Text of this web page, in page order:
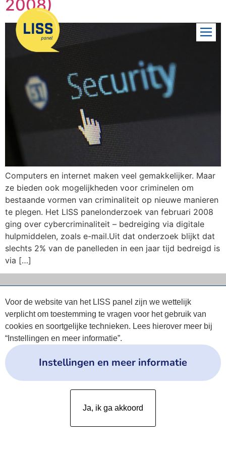
Voor de website van het LISS panel zijn we wettelijk
verplicht om toestemming te vragen voor het gebruik van
cookies en soortgelijke technieken. Lees hierover meer bij
“Instellingen en meer informatie”.
Instellingen en meer informatie
Ja, ik ga akkoord
2008)
Computers en internet maken veel gemakkelijker. Maar
ze bieden ook mogelijkheden voor criminelen om
bestaande vormen van criminaliteit op nieuwe manieren
te plegen. Het LISS panelonderzoek van februari 2008
ging over cybercriminaliteit – bedreiging via digitale
hulpmiddelen, zoals e-mail.Uit dat onderzoek blijkt dat
slechts 2% van de panelleden in een jaar tijd bedreigd is
via […]
Privacyverklaring
Cookies